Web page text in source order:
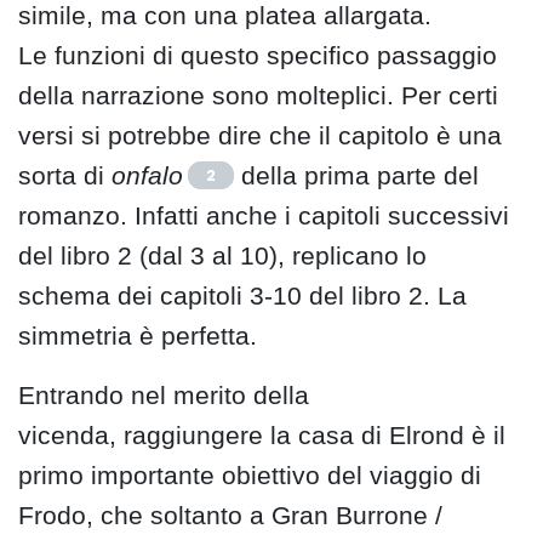
simile, ma con una platea allargata.
Le funzioni di questo specifico passaggio
della narrazione sono molteplici. Per certi
versi si potrebbe dire che il capitolo è una
sorta di onfalo 2
della prima parte del
romanzo. Infatti anche i capitoli successivi
del libro 2 (dal 3 al 10), replicano lo
schema dei capitoli 3-10 del libro 2. La
simmetria è perfetta.
Entrando nel merito della
vicenda, raggiungere la casa di Elrond è il
primo importante obiettivo del viaggio di
Frodo, che soltanto a Gran Burrone /